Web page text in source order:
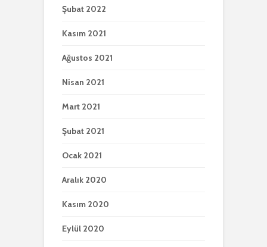
Şubat 2022
Kasım 2021
Ağustos 2021
Nisan 2021
Mart 2021
Şubat 2021
Ocak 2021
Aralık 2020
Kasım 2020
Eylül 2020